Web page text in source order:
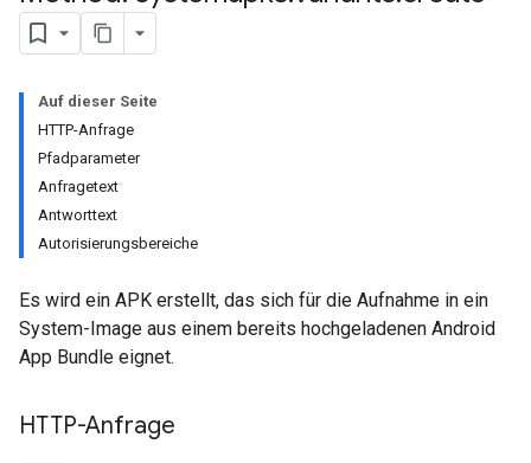
Auf dieser Seite
HTTP-Anfrage
Pfadparameter
Anfragetext
Antworttext
Autorisierungsbereiche
Es wird ein APK erstellt, das sich für die Aufnahme in ein
System-Image aus einem bereits hochgeladenen Android
App Bundle eignet.
HTTP-Anfrage